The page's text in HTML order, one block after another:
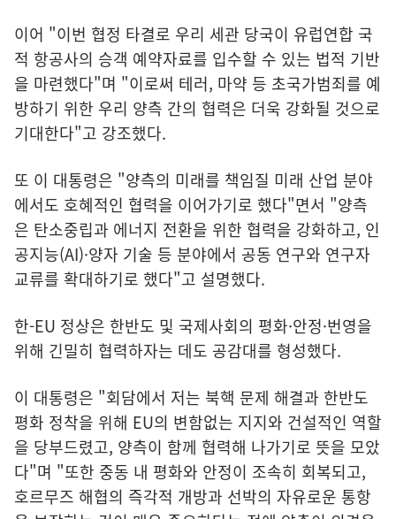
이어 "이번 협정 타결로 우리 세관 당국이 유럽연합 국
적 항공사의 승객 예약자료를 입수할 수 있는 법적 기반
을 마련했다"며 "이로써 테러, 마약 등 초국가범죄를 예
방하기 위한 우리 양측 간의 협력은 더욱 강화될 것으로
기대한다"고 강조했다.
또 이 대통령은 "양측의 미래를 책임질 미래 산업 분야
에서도 호혜적인 협력을 이어가기로 했다"면서 "양측
은 탄소중립과 에너지 전환을 위한 협력을 강화하고, 인
공지능(AI)·양자 기술 등 분야에서 공동 연구와 연구자
교류를 확대하기로 했다"고 설명했다.
한-EU 정상은 한반도 및 국제사회의 평화·안정·번영을
위해 긴밀히 협력하자는 데도 공감대를 형성했다.
이 대통령은 "회담에서 저는 북핵 문제 해결과 한반도
평화 정착을 위해 EU의 변함없는 지지와 건설적인 역할
을 당부드렸고, 양측이 함께 협력해 나가기로 뜻을 모았
다"며 "또한 중동 내 평화와 안정이 조속히 회복되고,
호르무즈 해협의 즉각적 개방과 선박의 자유로운 통항